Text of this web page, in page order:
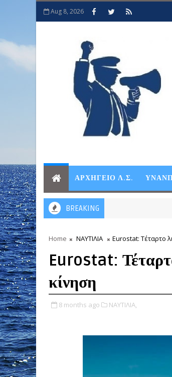
Aug 8, 2026
ΑΡΧΗΓΕΙΟ Λ.Σ.
BREAKING
Home ΝΑΥΤΙΛΙΑ Eurostat: Τέταρτο
Eurostat:
κίνηση
8 months ago ΝΑΥΤΙΛΙΑ,